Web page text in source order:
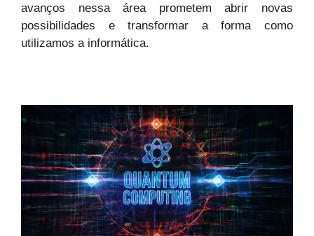
avanços nessa área prometem abrir novas
possibilidades e transformar a forma como
utilizamos a informática.